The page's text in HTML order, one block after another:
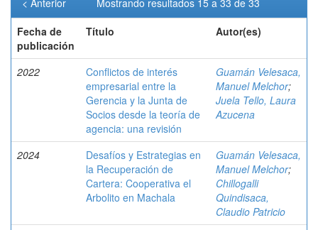
Mostrando resultados 15 a 33 de 33
< Anterior
Fecha de
publicación
Título Autor(es)
2022
Conflictos de interés
empresarial entre la
Gerencia y la Junta de
Socios desde la teoría de
agencia: una revisión
Guamán Velesaca,
Manuel Melchor;
Juela Tello, Laura
Azucena
2024
Desafíos y Estrategias en
la Recuperación de
Cartera: Cooperativa el
Arbolito en Machala
Guamán Velesaca,
Manuel Melchor;
Chillogalli
Quindisaca,
Claudio Patricio